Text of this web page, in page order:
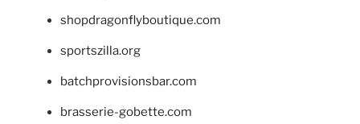
shopdragonflyboutique.com
sportszilla.org
batchprovisionsbar.com
brasserie-gobette.com